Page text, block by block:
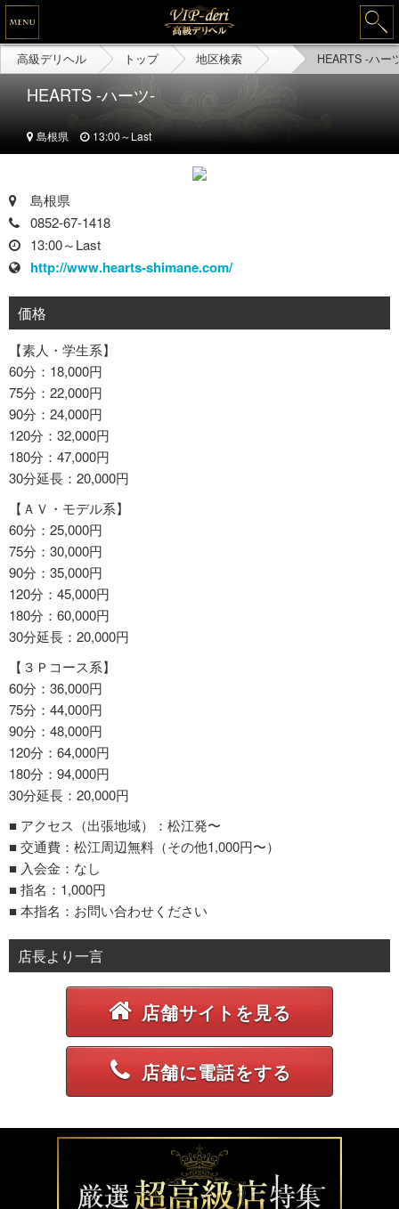
高級デリヘル トップ 地区検索 HEARTS -ハー
HEARTS -ハーツ-
島根県 13:00～Last
島根県
0852-67-1418
13:00～Last
http://www.hearts-shimane.com/
価格
【素人・学生系】
60分：18,000円
75分：22,000円
90分：24,000円
120分：32,000円
180分：47,000円
30分延長：20,000円
【ＡＶ・モデル系】
60分：25,000円
75分：30,000円
90分：35,000円
120分：45,000円
180分：60,000円
30分延長：20,000円
【３Ｐコース系】
60分：36,000円
75分：44,000円
90分：48,000円
120分：64,000円
180分：94,000円
30分延長：20,000円
■ アクセス（出張地域）：松江発〜
■ 交通費：松江周辺無料（その他1,000円〜）
■ 入会金：なし
■ 指名：1,000円
■ 本指名：お問い合わせください
店長より一言
店舗サイトを見る
店舗に電話をする